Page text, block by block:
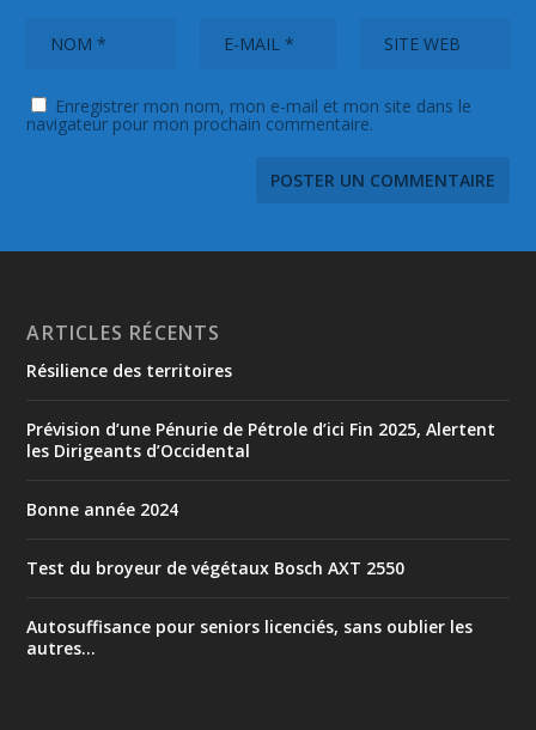
Enregistrer mon nom, mon e-mail et mon site dans le
navigateur pour mon prochain commentaire.
ARTICLES RÉCENTS
Résilience des territoires
Prévision d’une Pénurie de Pétrole d’ici Fin 2025, Alertent
les Dirigeants d’Occidental
Bonne année 2024
Test du broyeur de végétaux Bosch AXT 2550
Autosuffisance pour seniors licenciés, sans oublier les
autres…